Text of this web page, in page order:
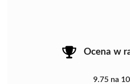
Ocena w
9.75 na 10